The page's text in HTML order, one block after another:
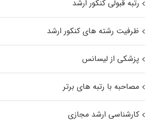
رتبه قبولی کنکور ارشد
ظرفیت رشته های کنکور ارشد
پزشکی از لیسانس
مصاحبه با رتبه های برتر
کارشناسی ارشد مجازی